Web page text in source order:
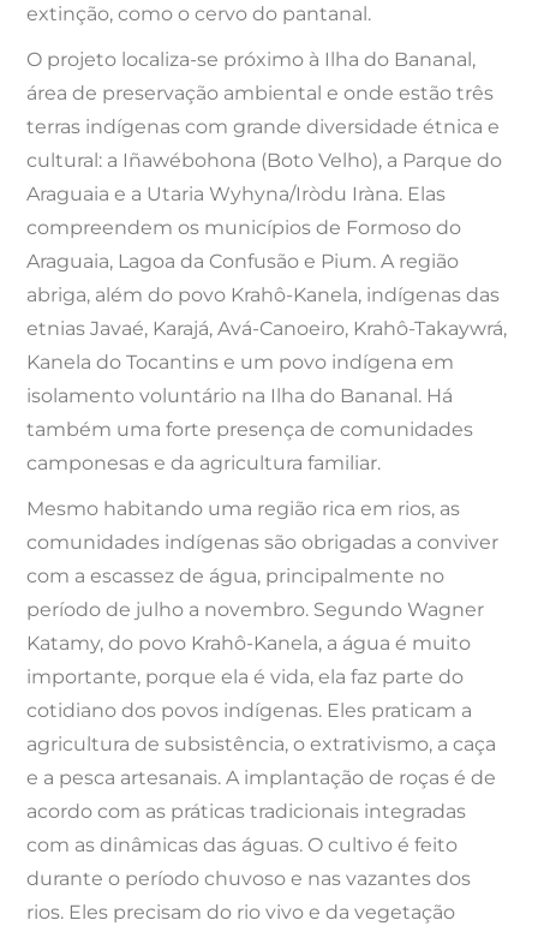
extinção, como o cervo do pantanal.
O projeto localiza-se próximo à Ilha do Bananal,
área de preservação ambiental e onde estão três
terras indígenas com grande diversidade étnica e
cultural: a Iñawébohona (Boto Velho), a Parque do
Araguaia e a Utaria Wyhyna/Iròdu Iràna. Elas
compreendem os municípios de Formoso do
Araguaia, Lagoa da Confusão e Pium. A região
abriga, além do povo Krahô-Kanela, indígenas das
etnias Javaé, Karajá, Avá-Canoeiro, Krahô-Takaywrá,
Kanela do Tocantins e um povo indígena em
isolamento voluntário na Ilha do Bananal. Há
também uma forte presença de comunidades
camponesas e da agricultura familiar.
Mesmo habitando uma região rica em rios, as
comunidades indígenas são obrigadas a conviver
com a escassez de água, principalmente no
período de julho a novembro. Segundo Wagner
Katamy, do povo Krahô-Kanela, a água é muito
importante, porque ela é vida, ela faz parte do
cotidiano dos povos indígenas. Eles praticam a
agricultura de subsistência, o extrativismo, a caça
e a pesca artesanais. A implantação de roças é de
acordo com as práticas tradicionais integradas
com as dinâmicas das águas. O cultivo é feito
durante o período chuvoso e nas vazantes dos
rios. Eles precisam do rio vivo e da vegetação